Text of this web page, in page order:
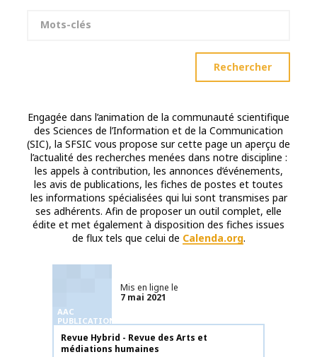
Mots-clés
Rechercher
Engagée dans l’animation de la communauté scientifique
des Sciences de l’Information et de la Communication
(SIC), la SFSIC vous propose sur cette page un aperçu de
l’actualité des recherches menées dans notre discipline :
les appels à contribution, les annonces d’événements,
les avis de publications, les fiches de postes et toutes
les informations spécialisées qui lui sont transmises par
ses adhérents. Afin de proposer un outil complet, elle
édite et met également à disposition des fiches issues
de flux tels que celui de Calenda.org.
AAC
PUBLICATIONS
Mis en ligne le
7 mai 2021
Nom de la publication
Revue Hybrid - Revue des Arts et
médiations humaines